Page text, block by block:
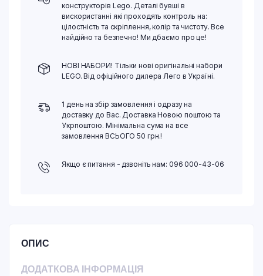
конструкторів Lego. Деталі бувші в
вискористанні які проходять контроль на:
цілостність та скріплення, колір та чистоту. Все
найдійно та безпечно! Ми дбаємо про це!
НОВІ НАБОРИ! Тільки нові оригінальні набори
LEGO. Від офіційного дилера Лего в Україні.
1 день на збір замовлення і одразу на
доставку до Вас. Доставка Новою поштою та
Укрпоштою. Мінімальна сума на все
замовлення ВСЬОГО 50 грн.!
Якщо є питання - дзвоніть нам: 096 000-43-06
ОПИС
ДОДАТКОВА ІНФОРМАЦІЯ